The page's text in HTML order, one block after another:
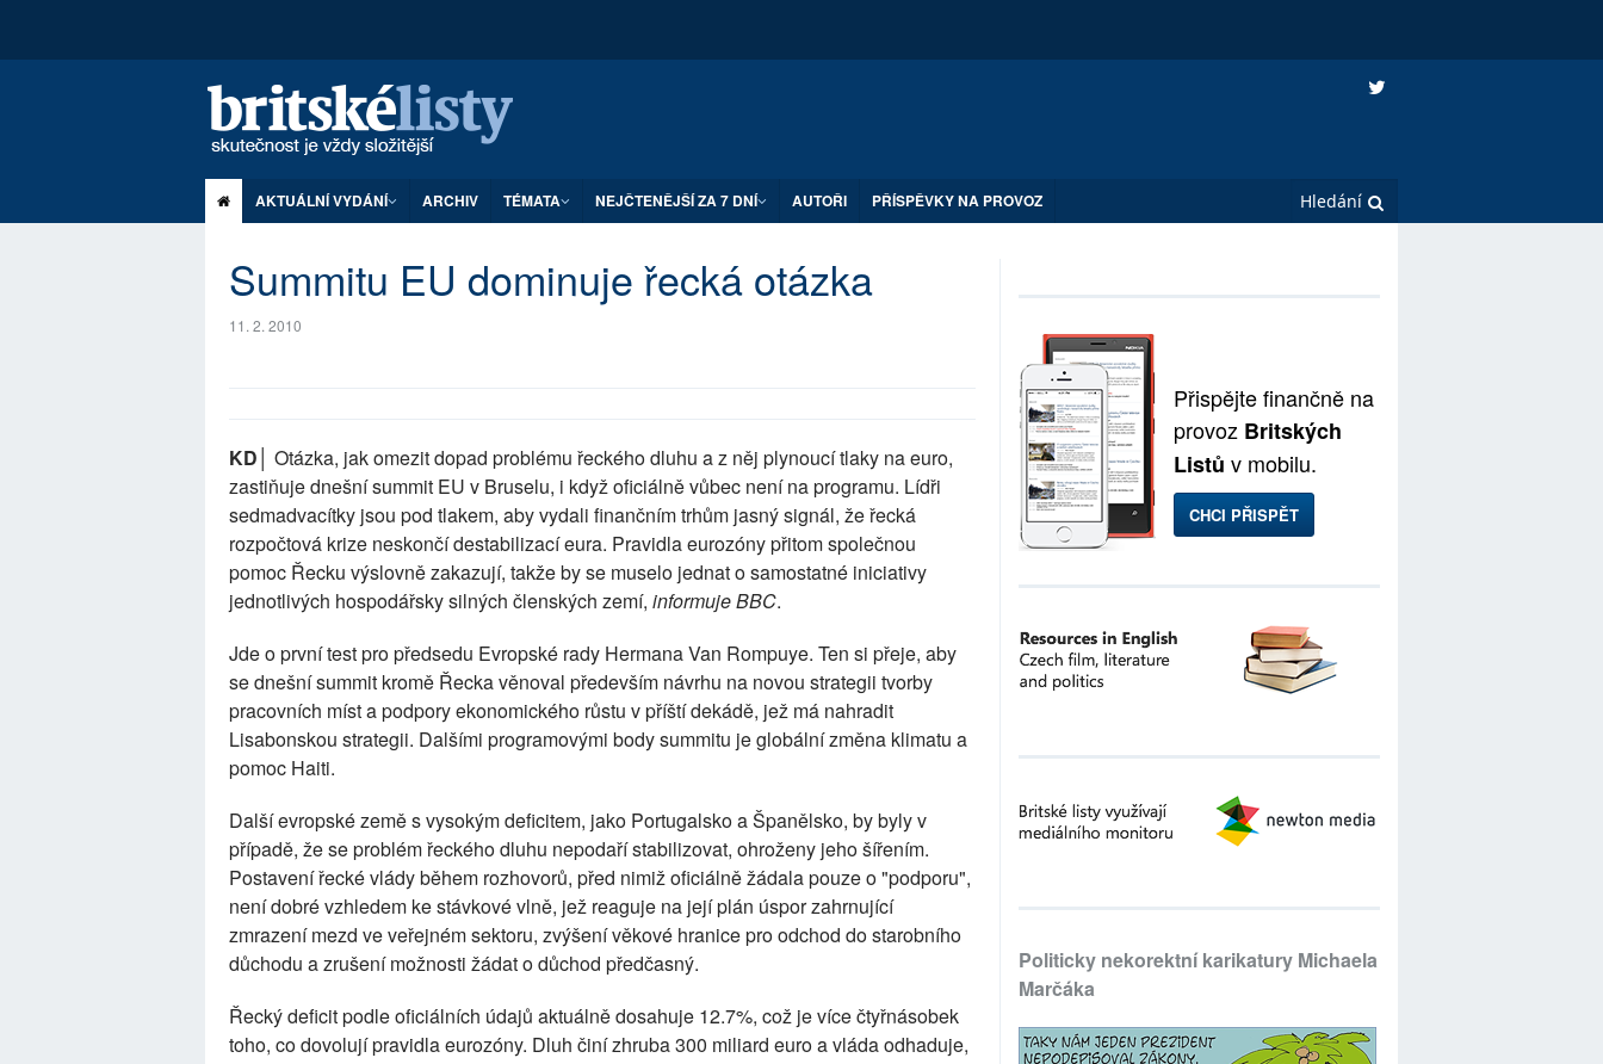
AKTUÁLNÍ VYDÁNÍ ARCHIV TÉMATA NEJČTENĚJŠÍ ZA 7 DNÍ AUTOŘI PŘÍSPĚVKY NA PROVOZ
Summitu EU dominuje řecká otázka
11. 2. 2010
KD│
Otázka, jak omezit dopad problému řeckého dluhu a z něj plynoucí tlaky na euro,
zastiňuje dnešní summit EU v Bruselu, i když oficiálně vůbec není na programu. Lídři
sedmadvacítky jsou pod tlakem, aby vydali finančním trhům jasný signál, že řecká
rozpočtová krize neskončí destabilizací eura. Pravidla eurozóny přitom společnou
pomoc Řecku výslovně zakazují, takže by se muselo jednat o samostatné iniciativy
jednotlivých hospodářsky silných členských zemí, informuje BBC.
Jde o první test pro předsedu Evropské rady Hermana Van Rompuye. Ten si přeje, aby
se dnešní summit kromě Řecka věnoval především návrhu na novou strategii tvorby
pracovních míst a podpory ekonomického růstu v příští dekádě, jež má nahradit
Lisabonskou strategii. Dalšími programovými body summitu je globální změna klimatu a
pomoc Haiti.
Další evropské země s vysokým deficitem, jako Portugalsko a Španělsko, by byly v
případě, že se problém řeckého dluhu nepodaří stabilizovat, ohroženy jeho šířením.
Postavení řecké vlády během rozhovorů, před nimiž oficiálně žádala pouze o "podporu",
není dobré vzhledem ke stávkové vlně, jež reaguje na její plán úspor zahrnující
zmrazení mezd ve veřejném sektoru, zvýšení věkové hranice pro odchod do starobního
důchodu a zrušení možnosti žádat o důchod předčasný.
Řecký deficit podle oficiálních údajů aktuálně dosahuje 12.7%, což je více čtyřnásobek
toho, co dovolují pravidla eurozóny. Dluh činí zhruba 300 miliard euro a vláda odhaduje,
Přispějte finančně na
provoz Britských
Listů v mobilu.
CHCI PŘISPĚT
Politicky nekorektní karikatury Michaela
Marčáka